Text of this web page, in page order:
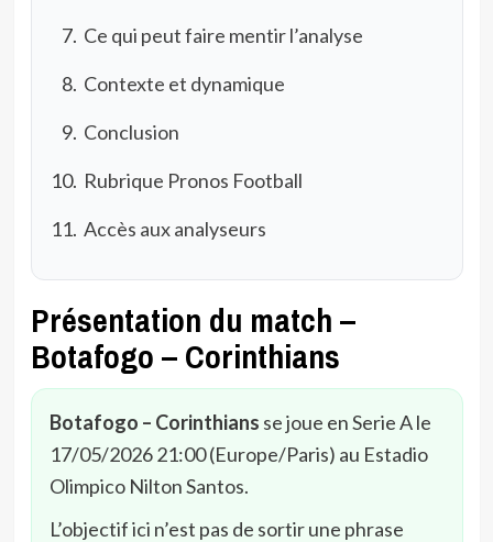
Ce qui peut faire mentir l’analyse
Contexte et dynamique
Conclusion
Rubrique Pronos Football
Accès aux analyseurs
Présentation du match –
Botafogo – Corinthians
Botafogo – Corinthians se joue en Serie A le
17/05/2026 21:00 (Europe/Paris) au Estadio
Olimpico Nilton Santos.
L’objectif ici n’est pas de sortir une phrase